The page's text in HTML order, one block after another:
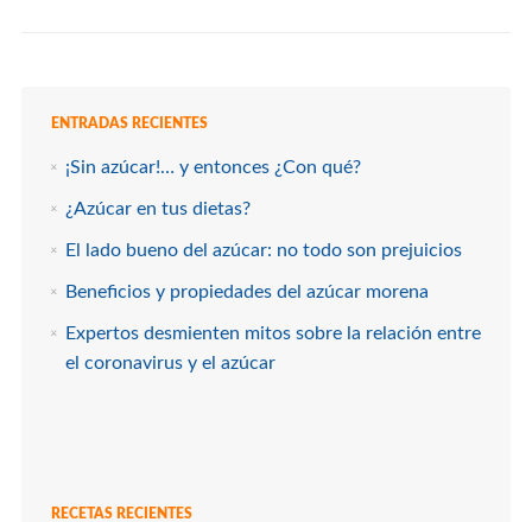
ENTRADAS RECIENTES
¡Sin azúcar!… y entonces ¿Con qué?
¿Azúcar en tus dietas?
El lado bueno del azúcar: no todo son prejuicios
Beneficios y propiedades del azúcar morena
Expertos desmienten mitos sobre la relación entre
el coronavirus y el azúcar
RECETAS RECIENTES